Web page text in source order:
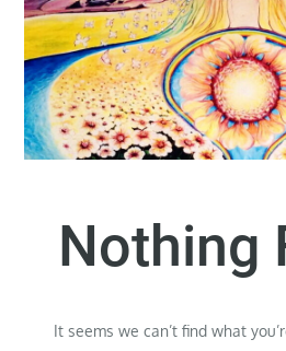
Nothing
It seems we can’t find what